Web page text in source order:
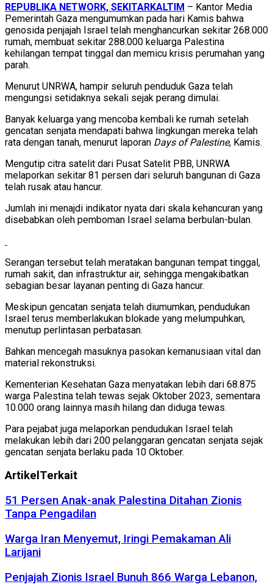
REPUBLIKA NETWORK, SEKITARKALTIM – Kantor Media
Pemerintah Gaza mengumumkan pada hari Kamis bahwa
genosida penjajah Israel telah menghancurkan sekitar 268.000
rumah, membuat sekitar 288.000 keluarga Palestina
kehilangan tempat tinggal dan memicu krisis perumahan yang
parah.
Menurut UNRWA, hampir seluruh penduduk Gaza telah
mengungsi setidaknya sekali sejak perang dimulai.
Banyak keluarga yang mencoba kembali ke rumah setelah
gencatan senjata mendapati bahwa lingkungan mereka telah
rata dengan tanah, menurut laporan Days of Palestine, Kamis.
Mengutip citra satelit dari Pusat Satelit PBB, UNRWA
melaporkan sekitar 81 persen dari seluruh bangunan di Gaza
telah rusak atau hancur.
Jumlah ini menajdi indikator nyata dari skala kehancuran yang
disebabkan oleh pemboman Israel selama berbulan-bulan.
Serangan tersebut telah meratakan bangunan tempat tinggal,
rumah sakit, dan infrastruktur air, sehingga mengakibatkan
sebagian besar layanan penting di Gaza hancur.
Meskipun gencatan senjata telah diumumkan, pendudukan
Israel terus memberlakukan blokade yang melumpuhkan,
menutup perlintasan perbatasan.
Bahkan mencegah masuknya pasokan kemanusiaan vital dan
material rekonstruksi.
Kementerian Kesehatan Gaza menyatakan lebih dari 68.875
warga Palestina telah tewas sejak Oktober 2023, sementara
10.000 orang lainnya masih hilang dan diduga tewas.
Para pejabat juga melaporkan pendudukan Israel telah
melakukan lebih dari 200 pelanggaran gencatan senjata sejak
gencatan senjata berlaku pada 10 Oktober.
Artikel Terkait
51 Persen Anak-anak Palestina Ditahan Zionis
Tanpa Pengadilan
Warga Iran Menyemut, Iringi Pemakaman Ali
Larijani
Penjajah Zionis Israel Bunuh 866 Warga Lebanon,